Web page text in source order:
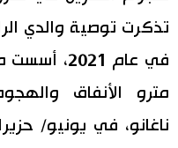
تذكرت توصية والدي
في عام
مترو الأنفاق